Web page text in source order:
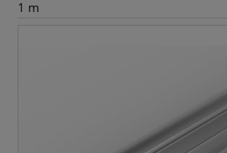
1 m